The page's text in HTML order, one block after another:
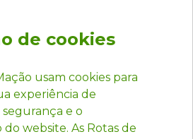
de cookies
usam cookies para
experiência de
segurança e o
website. As Rotas de